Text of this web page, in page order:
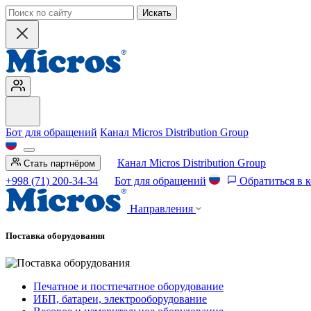
Искать
Бот для обращений Канал Micros Distribution Group
Стать партнёром
Канал Micros Distribution Group
+998 (71) 200-34-34
Бот для обращений Обратиться в
Направления
Поставка оборудования
Печатное и постпечатное оборудование
ИБП, батареи, электрооборудование